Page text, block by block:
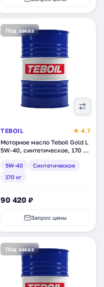
Под заказ
TEBOIL
★ 4.7
Моторное масло Teboil Gold L
5W-40, синтетическое, 170 кг
5W-40
Синтетическое
170 кг
90 420 ₽
Запрос цены
Под заказ